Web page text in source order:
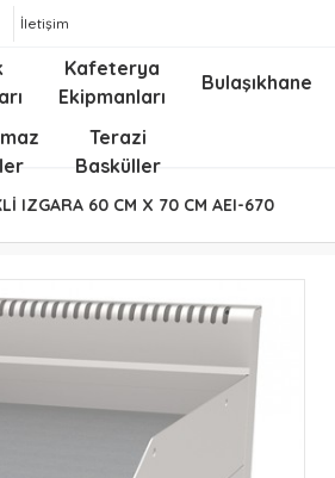
İletişim
Kafeterya
Ekipmanları
Bulaşıkhane
Terazi
Basküller
IZGARA 60 CM X 70 CM AEI-670